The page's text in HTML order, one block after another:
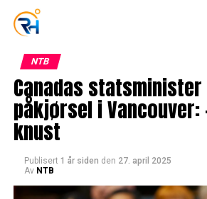
NTB
Canadas
påkjørsel i Vancouver:
knust
Publisert 1 år siden den 27. april 2025
Av NTB